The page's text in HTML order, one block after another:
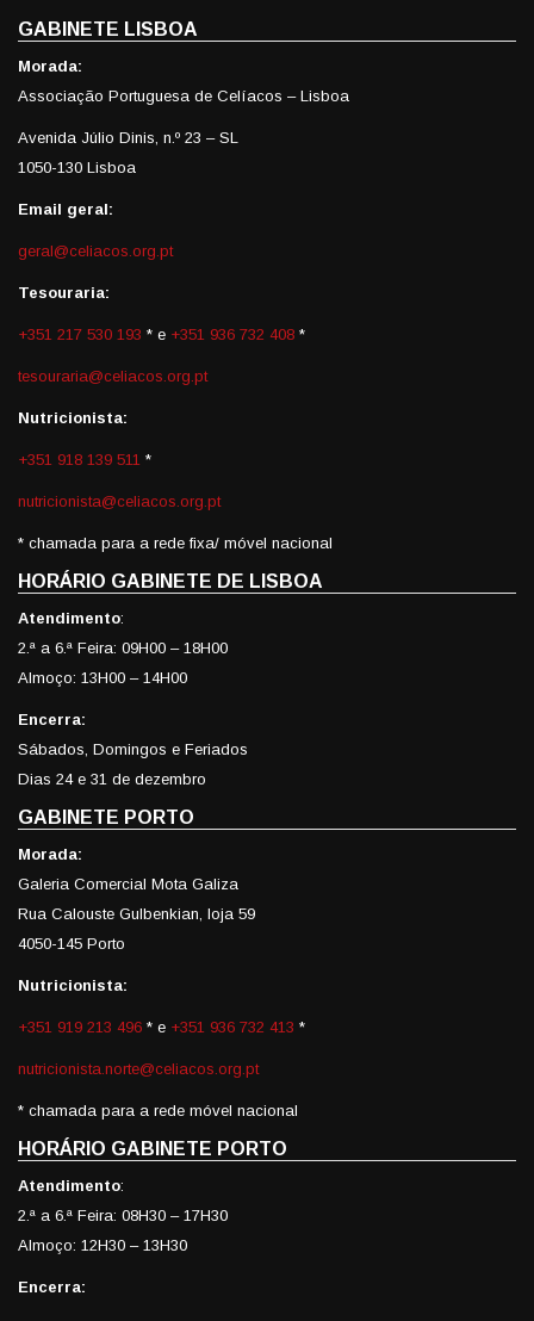
GABINETE LISBOA
Morada:
Associação Portuguesa de Celíacos – Lisboa
Avenida Júlio Dinis, n.º 23 – SL
1050-130 Lisboa
Email geral:
geral@celiacos.org.pt
Tesouraria:
+351 217 530 193 * e +351 936 732 408 *
tesouraria@celiacos.org.pt
Nutricionista:
+351 918 139 511 *
nutricionista@celiacos.org.pt
* chamada para a rede fixa/ móvel nacional
HORÁRIO GABINETE DE LISBOA
Atendimento:
2.ª a 6.ª Feira: 09H00 – 18H00
Almoço: 13H00 – 14H00
Encerra:
Sábados, Domingos e Feriados
Dias 24 e 31 de dezembro
GABINETE PORTO
Morada:
Galeria Comercial Mota Galiza
Rua Calouste Gulbenkian, loja 59
4050-145 Porto
Nutricionista:
+351 919 213 496 * e +351 936 732 413 *
nutricionista.norte@celiacos.org.pt
* chamada para a rede móvel nacional
HORÁRIO GABINETE PORTO
Atendimento:
2.ª a 6.ª Feira: 08H30 – 17H30
Almoço: 12H30 – 13H30
Encerra: